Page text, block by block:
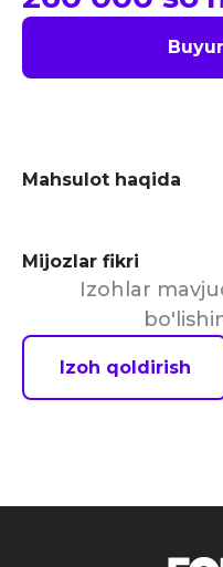
Mahsulot haqida
Mijozlar fikri
Izohlar
Izoh qoldirish